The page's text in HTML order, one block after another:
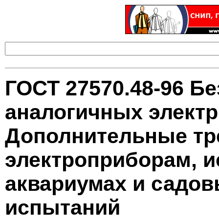
ГОСТ 27570.48-96
аналогичных
Дополнительные
электроприборам,
аквариумах и
испытаний